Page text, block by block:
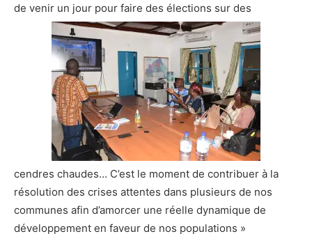
de venir un jour pour faire des élections sur des
cendres chaudes… C’est le moment de contribuer à la
résolution des crises attentes dans plusieurs de nos
communes afin d’amorcer une réelle dynamique de
développement en faveur de nos populations »